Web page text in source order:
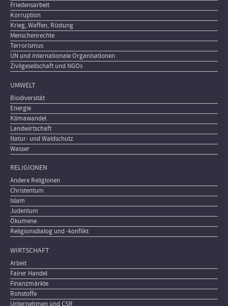
Friedensarbeit
Korruption
Krieg, Waffen, Rüstung
Menschenrechte
Terrorismus
UN und internationale Organisationen
Zivilgesellschaft und NGOs
UMWELT
Biodiversität
Energie
Klimawandel
Landwirtschaft
Natur- und Waldschutz
Wasser
RELIGIONEN
Andere Religionen
Christentum
Islam
Judentum
Ökumene
Religionsdialog und -konflikt
WIRTSCHAFT
Arbeit
Fairer Handel
Finanzmärkte
Rohstoffe
Unternehmen und CSR